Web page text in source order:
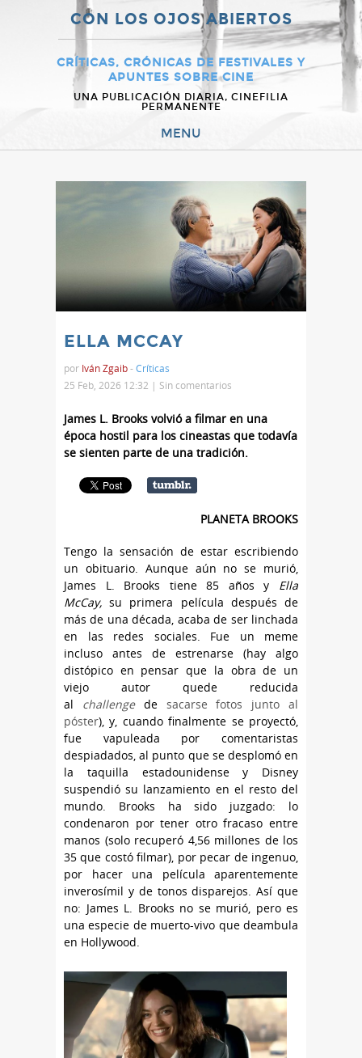
CON LOS OJOS ABIERTOS
CRÍTICAS, CRÓNICAS DE FESTIVALES Y
APUNTES SOBRE CINE
UNA PUBLICACIÓN DIARIA, CINEFILIA
PERMANENTE
MENU
ELLA MCCAY
por Iván Zgaib-Críticas
25 Feb, 2026 12:32 | Sin comentarios
James L. Brooks volvió a filmar en una
época hostil para los cineastas que todavía
se sienten parte de una tradición.
PLANETA BROOKS
​Tengo la sensación de estar escribiendo
un obituario. Aunque aún no se murió,
James L. Brooks tiene 85 años y Ella
McCay,su primera película después de
más de una década, acaba de ser linchada
en las redes sociales. Fue un meme
incluso antes de estrenarse (hay algo
distópico en pensar que la obra de un
viejo autor quede reducida
al challengede sacarse fotos junto al
póster), y, cuando finalmente se proyectó,
fue vapuleada por comentaristas
despiadados, al punto que se desplomó en
la taquilla estadounidense y Disney
suspendió su lanzamiento en el resto del
mundo. Brooks ha sido juzgado: lo
condenaron por tener otro fracaso entre
manos (solo recuperó 4,56 millones de los
35 que costó filmar), por pecar de ingenuo,
por hacer una película aparentemente
inverosímil y de tonos disparejos. Así que
no: James L. Brooks no se murió, pero es
una especie de muerto-vivo que deambula
en Hollywood.